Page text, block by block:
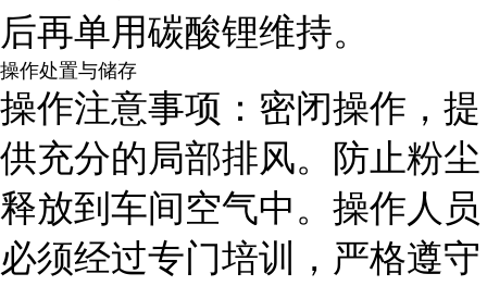
后再单用碳酸锂维持。
操作处置与储存
操作注意事项：密闭操作，提
供充分的局部排风。防止粉尘
释放到车间空气中。操作人员
必须经过专门培训，严格遵守